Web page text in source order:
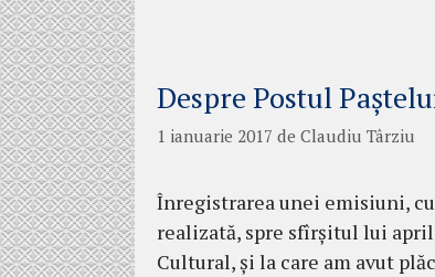
Despre Postul
1 ianuarie 2017 de Claudiu Târziu
Înregistrarea unei emisiuni,
realizată, spre sfîrșitul lui
Cultural, și la care am avut